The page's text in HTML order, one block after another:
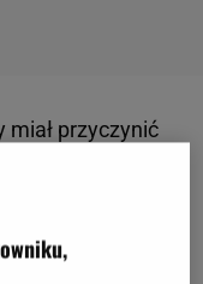
miał przyczynić
były
czy wiecie, że 90
i otwarcie